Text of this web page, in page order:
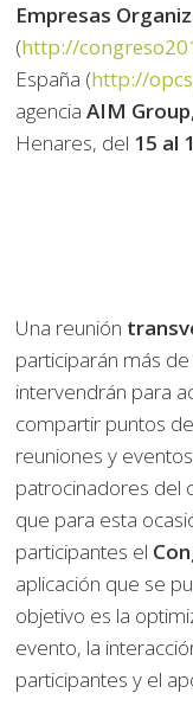
Empresas
(http://
España (http://
agencia AIM
Henares, del 15 al
Una reunión
participarán más de
intervendrán para
compartir puntos
reuniones y
patrocinadores del
que para esta
participantes el
aplicación que se
objetivo es la
evento, la
participantes y el